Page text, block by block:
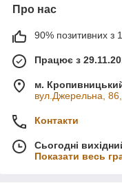
Про нас
90% позитивних з
Працює з
м.
вул.Джерельна,
Контакти
Сьогодні
Показати весь